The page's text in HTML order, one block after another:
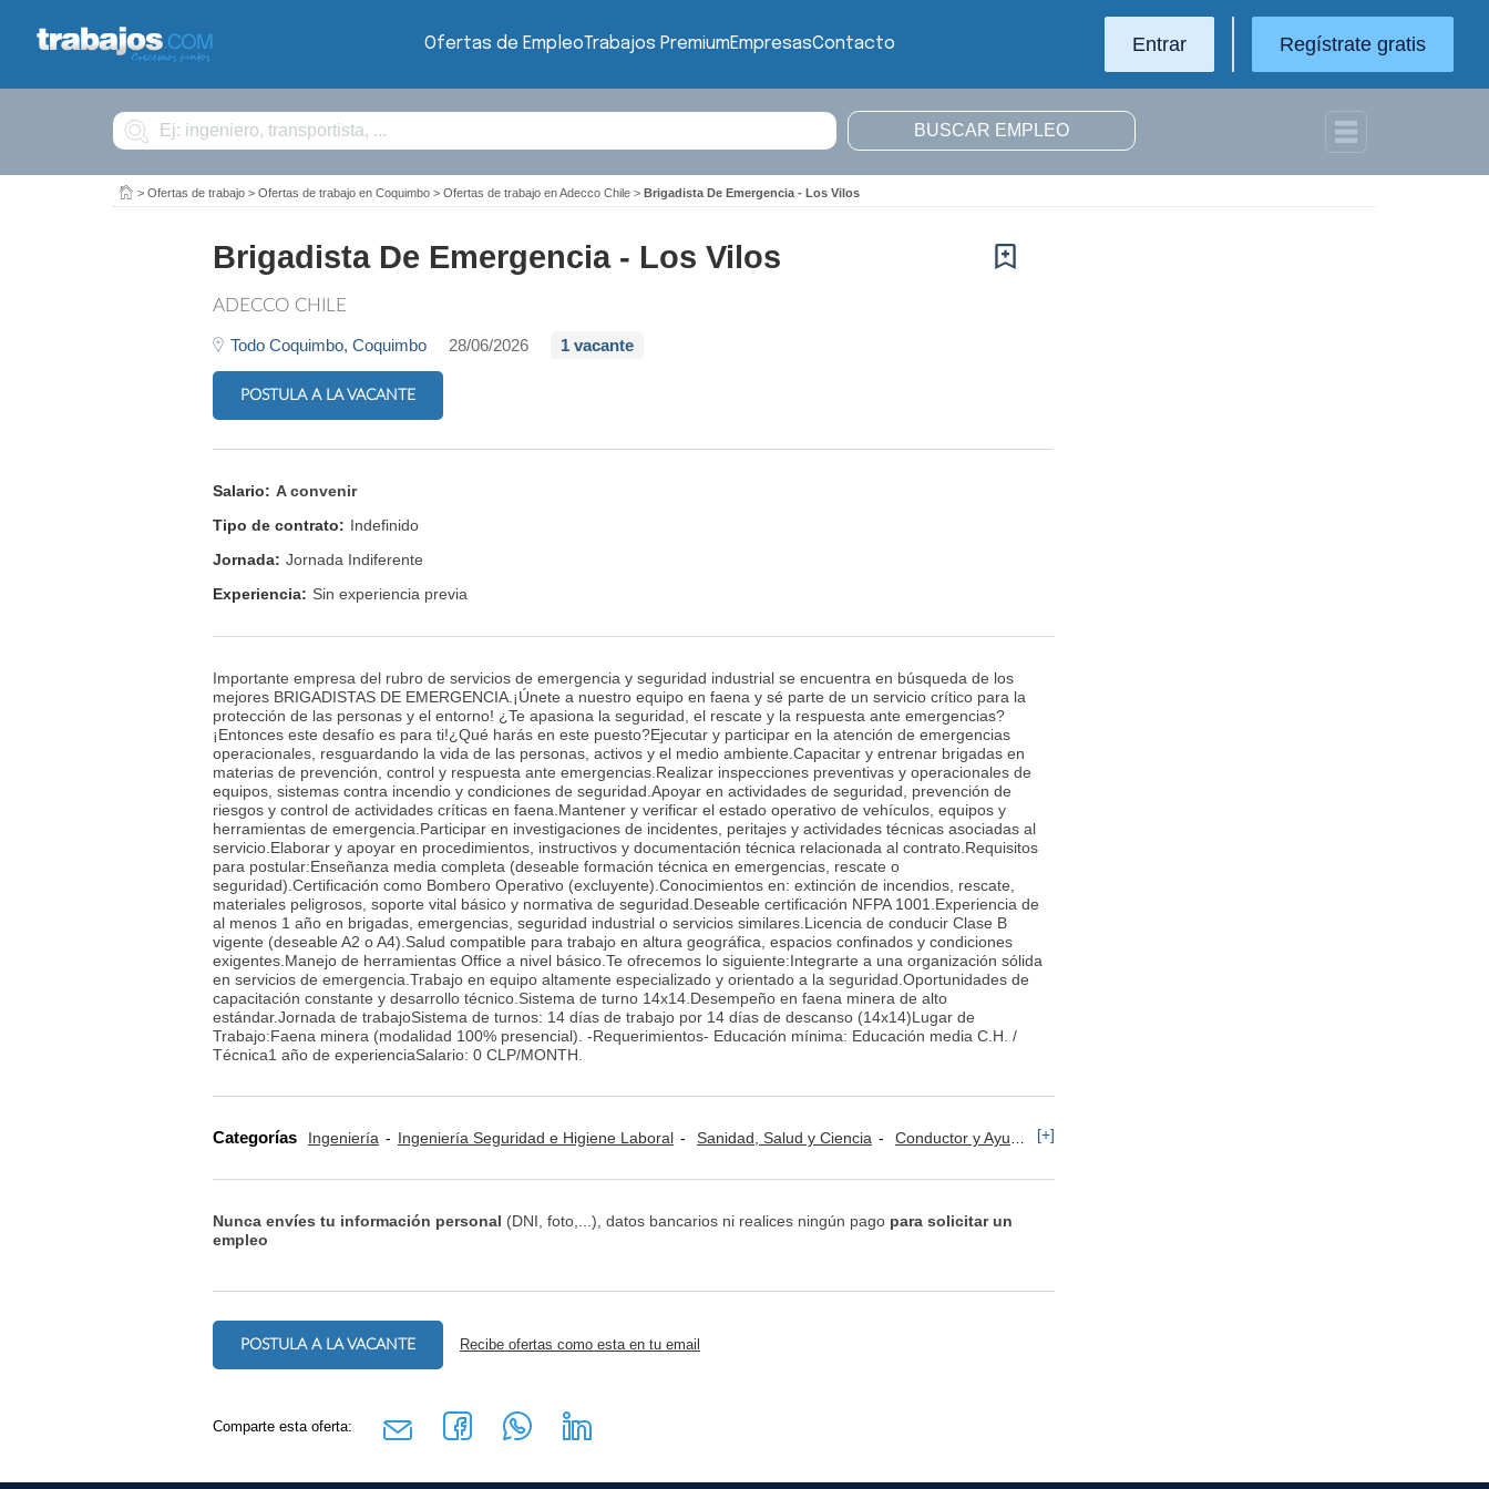
Ofertas de EmpleoTrabajos PremiumEmpresasContacto Entrar Regístrate gratis
Buscar
> Ofertas de trabajo > Ofertas de trabajo en Coquimbo > Ofertas de trabajo en Adecco Chile > Brigadista De Emergencia - Los Vilos
Brigadista De Emergencia - Los Vilos
ADECCO CHILE
Todo Coquimbo, Coquimbo 28/06/2026 1 vacante
POSTULA A LA VACANTE
Salario: A convenir
Tipo de contrato: Indefinido
Jornada: Jornada Indiferente
Experiencia: Sin experiencia previa
Importante empresa del rubro de servicios de emergencia y seguridad industrial se encuentra en búsqueda de los
mejores BRIGADISTAS DE EMERGENCIA.¡Únete a nuestro equipo en faena y sé parte de un servicio crítico para la
protección de las personas y el entorno! ¿Te apasiona la seguridad, el rescate y la respuesta ante emergencias?
¡Entonces este desafío es para ti!¿Qué harás en este puesto?Ejecutar y participar en la atención de emergencias
operacionales, resguardando la vida de las personas, activos y el medio ambiente.Capacitar y entrenar brigadas en
materias de prevención, control y respuesta ante emergencias.Realizar inspecciones preventivas y operacionales de
equipos, sistemas contra incendio y condiciones de seguridad.Apoyar en actividades de seguridad, prevención de
riesgos y control de actividades críticas en faena.Mantener y verificar el estado operativo de vehículos, equipos y
herramientas de emergencia.Participar en investigaciones de incidentes, peritajes y actividades técnicas asociadas al
servicio.Elaborar y apoyar en procedimientos, instructivos y documentación técnica relacionada al contrato.Requisitos
para postular:Enseñanza media completa (deseable formación técnica en emergencias, rescate o
seguridad).Certificación como Bombero Operativo (excluyente).Conocimientos en: extinción de incendios, rescate,
materiales peligrosos, soporte vital básico y normativa de seguridad.Deseable certificación NFPA 1001.Experiencia de
al menos 1 año en brigadas, emergencias, seguridad industrial o servicios similares.Licencia de conducir Clase B
vigente (deseable A2 o A4).Salud compatible para trabajo en altura geográfica, espacios confinados y condiciones
exigentes.Manejo de herramientas Office a nivel básico.Te ofrecemos lo siguiente:Integrarte a una organización sólida
en servicios de emergencia.Trabajo en equipo altamente especializado y orientado a la seguridad.Oportunidades de
capacitación constante y desarrollo técnico.Sistema de turno 14x14.Desempeño en faena minera de alto
estándar.Jornada de trabajoSistema de turnos: 14 días de trabajo por 14 días de descanso (14x14)Lugar de
Trabajo:Faena minera (modalidad 100% presencial). -Requerimientos- Educación mínima: Educación media C.H. /
Técnica1 año de experienciaSalario: 0 CLP/MONTH.
Categorías Ingeniería Ingeniería Seguridad e Higiene Laboral Sanidad, Salud y Ciencia Conductor y Ayudante Ambulancia [+]
Nunca envíes tu información personal (DNI, foto,...), datos bancarios ni realices ningún pago para solicitar un
empleo
POSTULA A LA VACANTE Recibe ofertas como esta en tu email
Comparte esta oferta: